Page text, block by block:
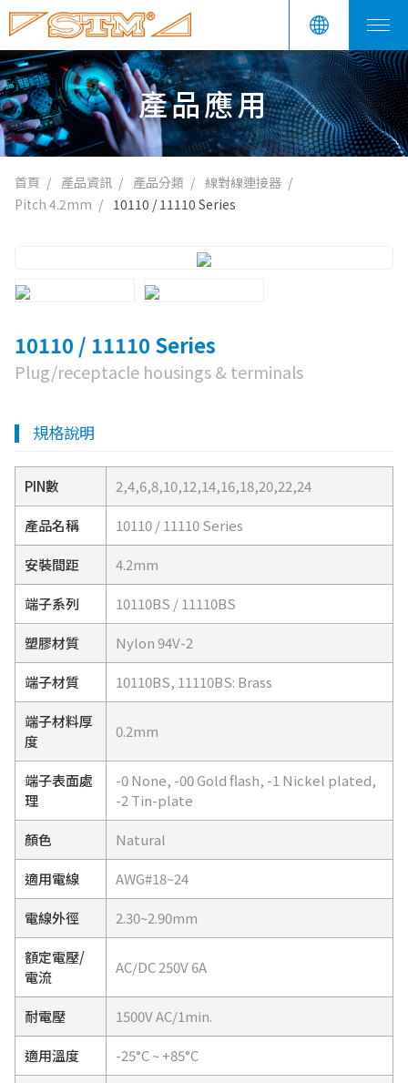
產品應用
首頁 產品資訊 產品分類
線對線連接器
Pitch 4.2mm
10110 / 11110 Series
10110 / 11110 Series
Plug/receptacle housings & terminals
規格說明
PIN數 2,4,6,8,10,12,14,16,18,20,22,24
產品名稱 10110 / 11110 Series
安裝間距 4.2mm
端子系列 10110BS / 11110BS
塑膠材質 Nylon 94V-2
端子材質 10110BS, 11110BS: Brass
端子材料厚
度
0.2mm
端子表面處
理
-0 None, -00 Gold flash, -1 Nickel plated,
-2 Tin-plate
顏色 Natural
適用電線 AWG#18~24
電線外徑 2.30~2.90mm
額定電壓/
電流
AC/DC 250V 6A
耐電壓 1500V AC/1min.
適用溫度 -25°C ~ +85°C